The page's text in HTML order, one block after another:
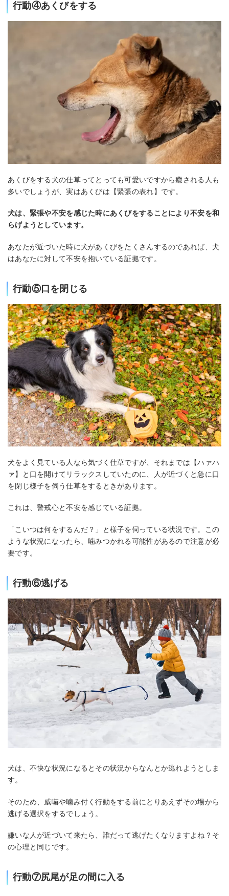
行動④あくびをする
あくびをする犬の仕草ってとっても可愛いですから癒される人も
多いでしょうが、実はあくびは【緊張の表れ】です。
犬は、緊張や不安を感じた時にあくびをすることにより不安を和
らげようとしています。
あなたが近づいた時に犬があくびをたくさんするのであれば、犬
はあなたに対して不安を抱いている証拠です。
行動⑤口を閉じる
犬をよく見ている人なら気づく仕草ですが、それまでは【ハァハ
ァ】と口を開けてリラックスしていたのに、人が近づくと急に口
を閉じ様子を伺う仕草をするときがあります。
これは、警戒心と不安を感じている証拠。
「こいつは何をするんだ？」と様子を伺っている状況です。この
ような状況になったら、噛みつかれる可能性があるので注意が必
要です。
行動⑥逃げる
犬は、不快な状況になるとその状況からなんとか逃れようとしま
す。
そのため、威嚇や噛み付く行動をする前にとりあえずその場から
逃げる選択をするでしょう。
嫌いな人が近づいて来たら、誰だって逃げたくなりますよね？そ
の心理と同じです。
行動⑦尻尾が足の間に入る